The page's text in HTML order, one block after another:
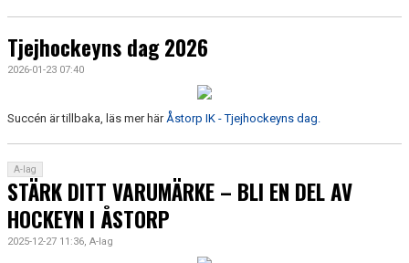
Tjejhockeyns dag 2026
2026-01-23 07:40
Succén är tillbaka, läs mer här Åstorp IK - Tjejhockeyns dag.
A-lag
STÄRK DITT VARUMÄRKE – BLI EN DEL AV
HOCKEYN I ÅSTORP
2025-12-27 11:36, A-lag